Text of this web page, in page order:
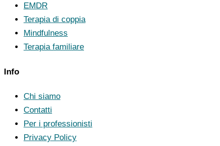
EMDR
Terapia di coppia
Mindfulness
Terapia familiare
Info
Chi siamo
Contatti
Per i professionisti
Privacy Policy